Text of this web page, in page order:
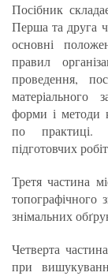
Посібник
Перша та друга
основні
правил
проведення,
матеріального
форми і методи
по практиці.
підготовчих
Третя частина
топографічного
знімальних
Четверта
при